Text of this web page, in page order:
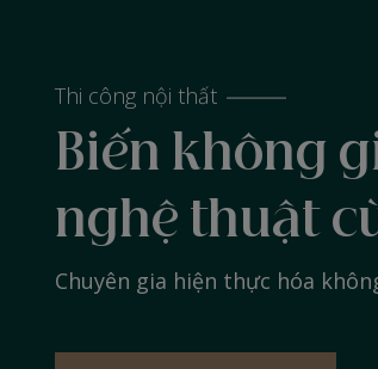
Thi công nội thất
Biến không
nghệ thuật
Chuyên gia hiện thực hóa